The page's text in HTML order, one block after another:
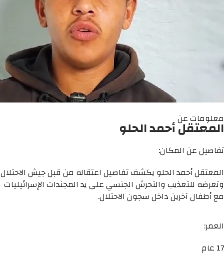
معلومات عن
المعتقل أحمد الحلو
تفاصيل عن المكان:
المعتقل أحمد الحلو يكشف تفاصيل اعتقاله من قبل جيش الاحتلال
وتعرضه للتعذيب والتحرش الجنسي على يد المجندات الإسرائيليات
مع أطفال آخرين داخل سجون الاحتلال.
العمر:
17 عام